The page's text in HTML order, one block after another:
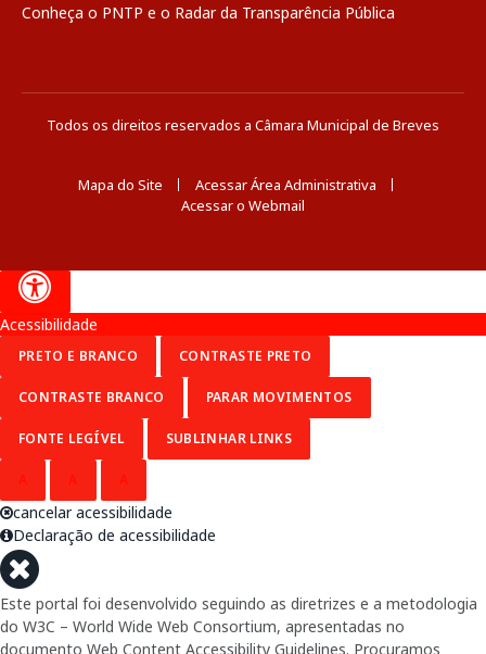
Conheça o PNTP e o Radar da Transparência Pública
Todos os direitos reservados a Câmara Municipal de Breves
Mapa do Site
Acessar Área Administrativa
Acessar o Webmail
Acessibilidade
PRETO E BRANCO CONTRASTE PRETO
CONTRASTE BRANCO PARAR MOVIMENTOS
FONTE LEGÍVEL SUBLINHAR LINKS
cancelar acessibilidade
Declaração de acessibilidade
Este portal foi desenvolvido seguindo as diretrizes e a metodologia
do W3C – World Wide Web Consortium, apresentadas no
documento Web Content Accessibility Guidelines. Procuramos